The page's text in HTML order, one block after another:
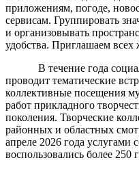
приложениям, погоде,
сервисам. Группировать
и организовывать
удобства. Приглашаем
В течение года
проводит тематические
коллективные посещения
работ прикладного
поколения. Творческие
районных и областных
апреле 2026 года услугами
воспользовались более 250